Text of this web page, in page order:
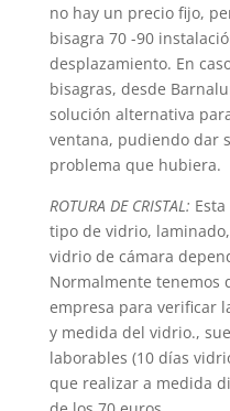
no hay un precio fijo,
bisagra 70 -90
desplazamiento. En
bisagras, desde
solución alternativa
ventana, pudiendo dar
problema que hubiera.
ROTURA DE CRISTAL:
tipo de vidrio,
vidrio de cámara
Normalmente tenemos
empresa para verificar
y medida del vidrio.,
laborables (10 días
que realizar a medida